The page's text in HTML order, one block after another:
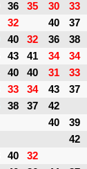
36 35 30 33
32 40 37
40 32 36 38
43 41 34 34
40 40 31 33
33 34 43 37
38 37 42
40 39
42
40 32